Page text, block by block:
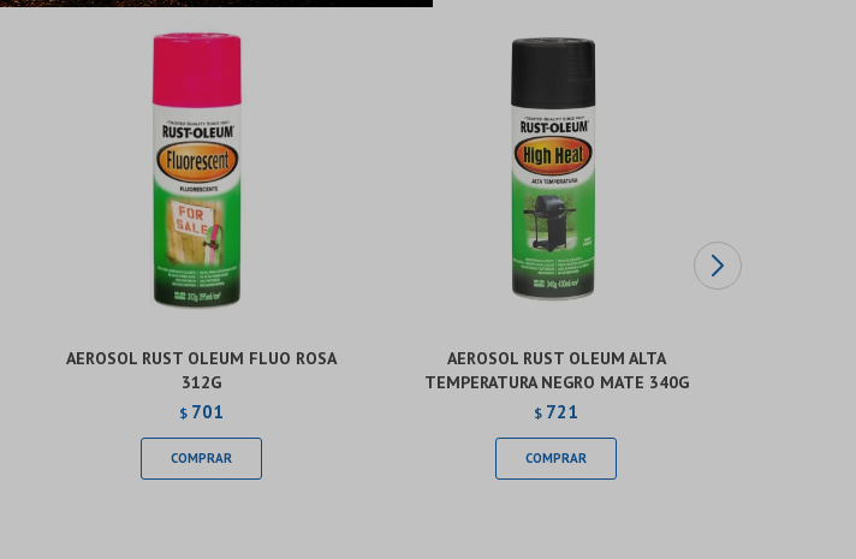
AEROSOL RUST OLEUM FLUO ROSA
312G
$ 701
AEROSOL RUST OLEUM ALTA
TEMPERATURA NEGRO MATE 340G
$ 721
Continuar
Continuar